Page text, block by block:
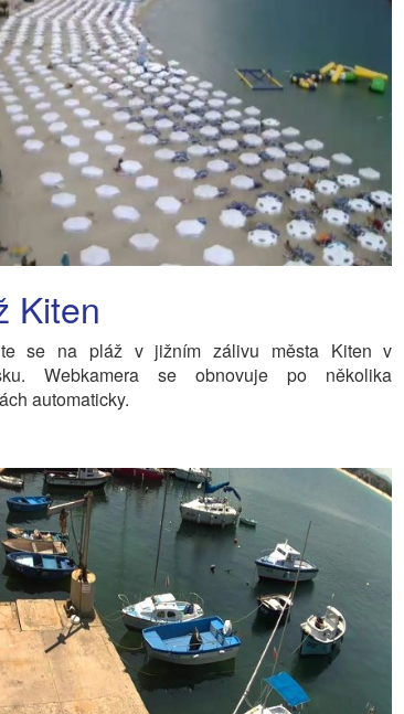
Kiten
se na pláž v jižním zálivu města Kiten v
Webkamera se obnovuje po několika
automaticky.